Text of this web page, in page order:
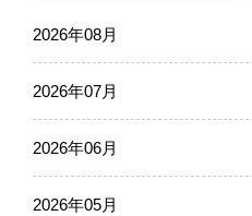
2026年08月
2026年07月
2026年06月
2026年05月